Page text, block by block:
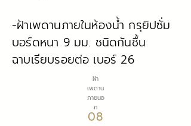
-ฝ้าเพดานภายในห้องน้ำ กรุยิปซั่ม
บอร์ดหนา 9 มม. ชนิดกันชื้น
ฉาบเรียบรอยต่อ เบอร์ 26
ฝ้า
เพดาน
ภายนอ
ก
08